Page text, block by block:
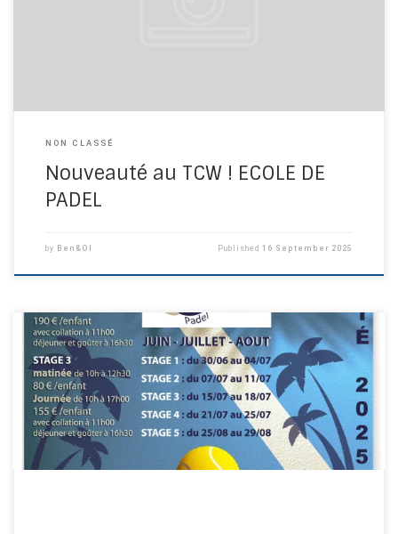
NON CLASSÉ
Nouveauté au TCW ! ECOLE DE
PADEL
by Ben&Ol Published16 September 2025
En vacances cet été, participez aux stages du TCW, c’est 100 %
plaisir !!!